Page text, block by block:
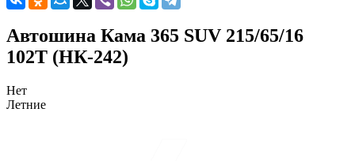
Автошина Кама 365 SUV 215/65/16
102T (НК-242)
Нет
Летние